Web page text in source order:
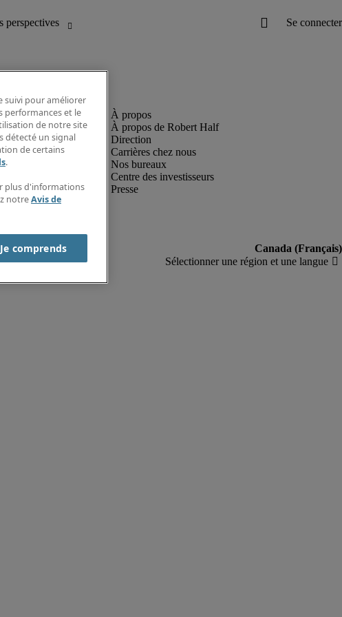
À propos de Robert Half
Direction
Carrières chez nous
Nos bureaux
Centre des investisseurs
Presse
suivi pour améliorer
performances et le
de notre site
détecté un signal
de certains
.
plus d'informations
notreAvis de
Je comprends